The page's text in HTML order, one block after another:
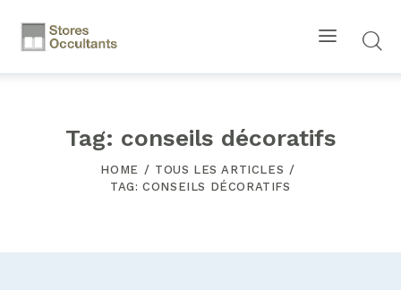
Tag: conseils décoratifs
HOME
TOUS LES ARTICLES
TAG: CONSEILS DÉCORATIFS